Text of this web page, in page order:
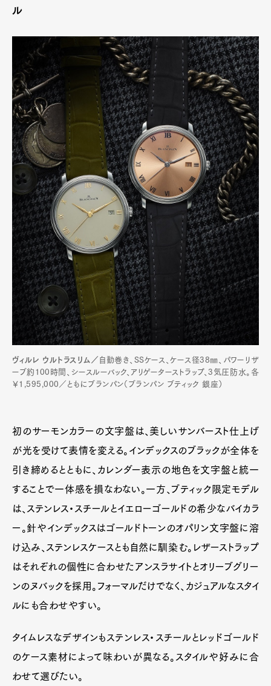
Pen Meet
Pen international Pen tw
ル
ヴィルレ ウルトラスリム／ 自動巻き、SSケース、ケース径38㎜、パワーリザ
ーブ約100時間、シースルーバック、アリゲーターストラップ、3気圧防水。各
￥1,595,000／ともにブランパン（ブランパン ブティック 銀座）
初のサーモンカラーの文字盤は、美しいサンバースト仕上げ
が光を受けて表情を変える。インデックスのブラックが全体を
引き締めるとともに、カレンダー表示の地色を文字盤と統一
することで一体感を損なわない。一方、ブティック限定モデル
は、ステンレス・スチールとイエローゴールドの希少なバイカラ
ー。針やインデックスはゴールドトーンのオパリン文字盤に溶
け込み、ステンレスケースとも自然に馴染む。レザーストラップ
はそれぞれの個性に合わせたアンスラサイトとオリーブグリー
ンのヌバックを採用。フォーマルだけでなく、カジュアルなスタイ
ルにも合わせやすい。
タイムレスなデザインもステンレス・スチールとレッドゴールド
のケース素材によって味わいが異なる。スタイルや好みに合
わせて選びたい。